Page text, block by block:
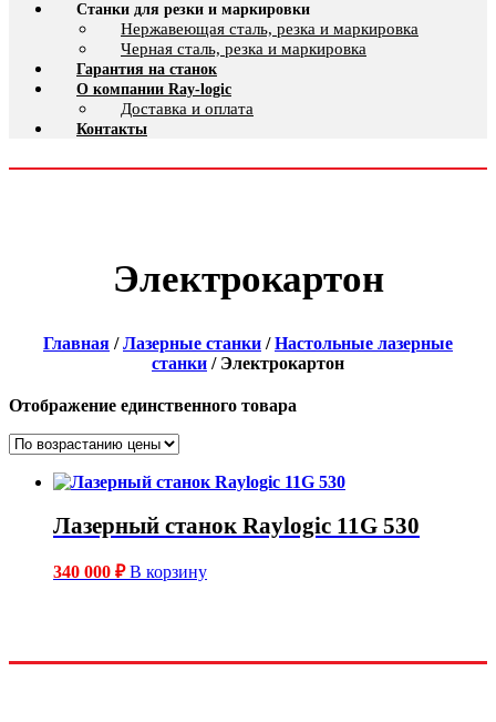
Станки для резки и маркировки
Нержавеющая сталь, резка и маркировка
Черная сталь, резка и маркировка
Гарантия на станок
О компании Ray-logic
Доставка и оплата
Контакты
Электрокартон
Главная /Лазерные станки /Настольные лазерные
станки / Электрокартон
Отображение единственного товара
Лазерный станок Raylogic 11G 530
340 000 ₽ В корзину